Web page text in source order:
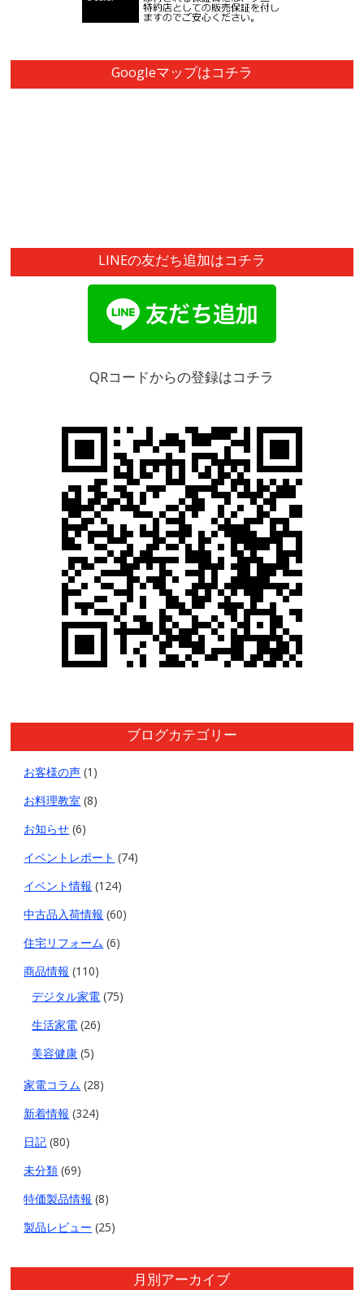
Googleマップはコチラ
LINEの友だち追加はコチラ
QRコードからの登録はコチラ
ブログカテゴリー
お客様の声 (1)
お料理教室 (8)
お知らせ (6)
イベントレポート (74)
イベント情報 (124)
中古品入荷情報 (60)
住宅リフォーム (6)
商品情報 (110)
デジタル家電 (75)
生活家電 (26)
美容健康 (5)
家電コラム (28)
新着情報 (324)
日記 (80)
未分類 (69)
特価製品情報 (8)
製品レビュー (25)
月別アーカイブ